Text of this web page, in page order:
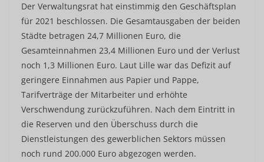
Der Verwaltungsrat hat einstimmig den Geschäftsplan
für 2021 beschlossen. Die Gesamtausgaben der beiden
Städte betragen 24,7 Millionen Euro, die
Gesamteinnahmen 23,4 Millionen Euro und der Verlust
noch 1,3 Millionen Euro. Laut Lille war das Defizit auf
geringere Einnahmen aus Papier und Pappe,
Tarifverträge der Mitarbeiter und erhöhte
Verschwendung zurückzuführen. Nach dem Eintritt in
die Reserven und den Überschuss durch die
Dienstleistungen des gewerblichen Sektors müssen
noch rund 200.000 Euro abgezogen werden.